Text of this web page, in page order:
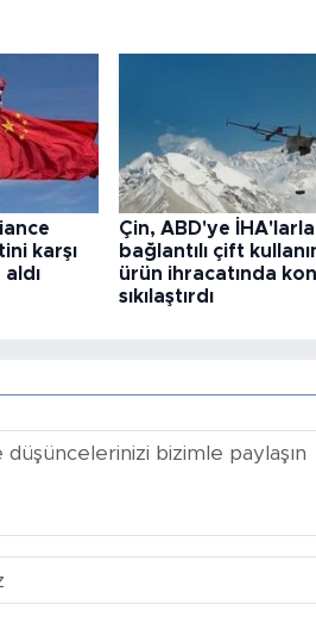
karşı
Çin, ABD'ye İHA'larla
bağlantılı çift
ürün ihracatında
sıkılaştırdı